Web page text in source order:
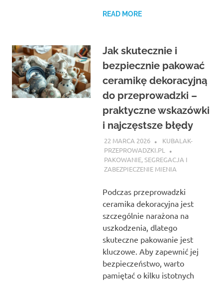
READ MORE
Jak skutecznie i
bezpiecznie pakować
ceramikę dekoracyjną
do przeprowadzki –
praktyczne wskazówki
i najczęstsze błędy
22 MARCA 2026
KUBALAK-
PRZEPROWADZKI.PL
PAKOWANIE, SEGREGACJA I
ZABEZPIECZENIE MIENIA
Podczas przeprowadzki
ceramika dekoracyjna jest
szczególnie narażona na
uszkodzenia, dlatego
skuteczne pakowanie jest
kluczowe. Aby zapewnić jej
bezpieczeństwo, warto
pamiętać o kilku istotnych